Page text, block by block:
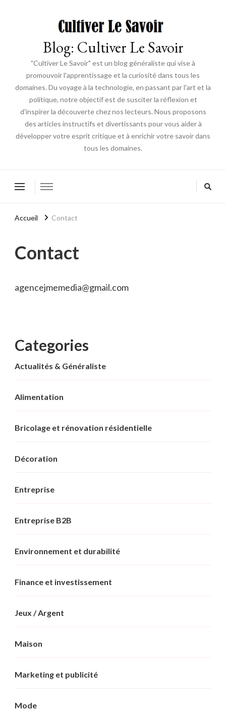
Blog: Cultiver Le Savoir
"Cultiver Le Savoir" est un blog généraliste qui vise à
promouvoir l'apprentissage et la curiosité dans tous les
domaines. Du voyage à la technologie, en passant par l'art et la
politique, notre objectif est de susciter la réflexion et
d'inspirer la découverte chez nos lecteurs. Nous proposons
des articles instructifs et divertissants pour vous aider à
développer votre esprit critique et à enrichir votre savoir dans
tous les domaines.
Accueil Contact
Contact
agencejmemedia@gmail.com
Categories
Actualités & Généraliste
Alimentation
Bricolage et rénovation résidentielle
Décoration
Entreprise
Entreprise B2B
Environnement et durabilité
Finance et investissement
Jeux / Argent
Maison
Marketing et publicité
Mode